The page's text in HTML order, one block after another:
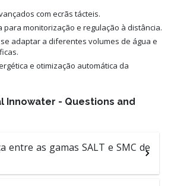
com ecrãs tácteis.
para monitorização e regulação à distância.
adaptar a diferentes volumes de água e
e otimização automática da
Innowater - Questions and
entre as gamas SALT e SMC de